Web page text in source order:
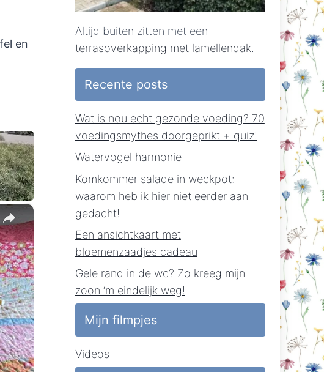
en
×
Altijd buiten zitten met een
terrasoverkapping met lamellendak.
Recente posts
Wat is nou echt gezonde voeding? 70
voedingsmythes doorgeprikt + quiz!
Watervogel harmonie
Komkommer salade in weckpot:
waarom heb ik hier niet eerder aan
gedacht!
Een ansichtkaart met
bloemenzaadjes cadeau
Gele rand in de wc? Zo kreeg mijn
zoon ‘m eindelijk weg!
Mijn filmpjes
Videos